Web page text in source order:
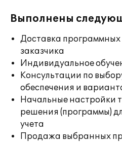
Выполнены
Доставка программных
заказчика
Индивидуальное
Консультации по
обеспечения и
Начальные настройки
решения (программы)
учета
Продажа выбранных